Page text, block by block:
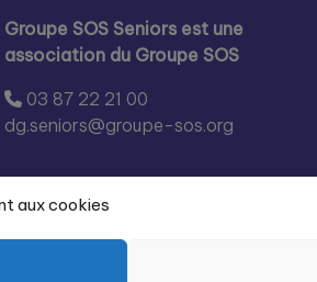
aux cookies
Groupe SOS Seniors est une
association du Groupe SOS
03 87 22 21 00
dg.seniors@groupe-sos.org